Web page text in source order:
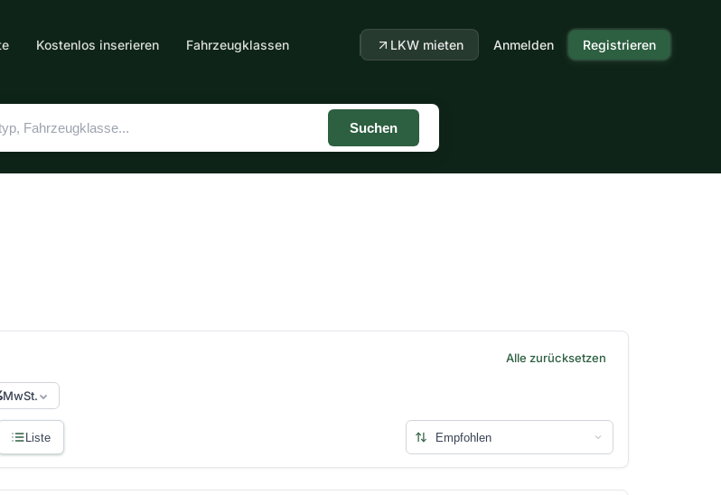
Kostenlos inserieren Fahrzeugklassen LKW mieten Anmelden Registrieren
Suchen
Alle zurücksetzen
MwSt.
Liste